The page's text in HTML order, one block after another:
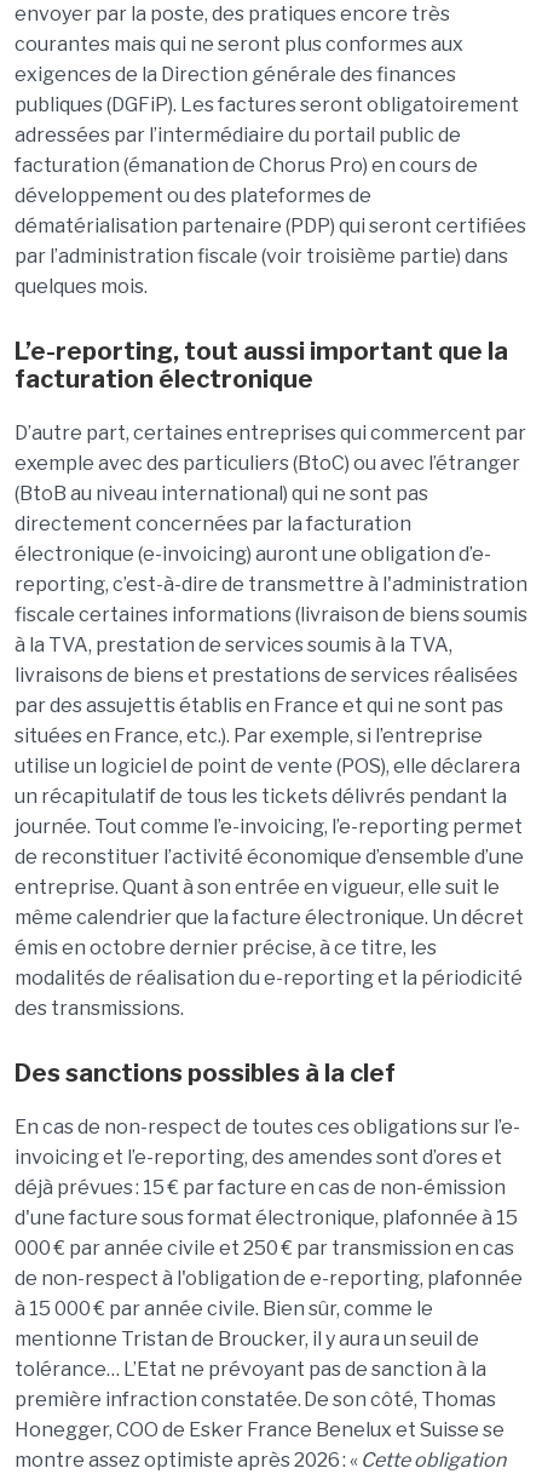
envoyer par la poste, des pratiques encore très
courantes mais qui ne seront plus conformes aux
exigences de la Direction générale des finances
publiques (DGFiP). Les factures seront obligatoirement
adressées par l’intermédiaire du portail public de
facturation (émanation de Chorus Pro) en cours de
développement ou des plateformesde
dématérialisation partenaire (PDP) qui seront certifiées
par l’administration fiscale (voir troisième partie) dans
quelques mois.
L’e-reporting, tout aussi important que la
facturation électronique
D’autre part, certaines entreprises qui commercent par
exemple avec des particuliers (BtoC) ou avec l’étranger
(BtoB au niveau international) qui ne sont pas
directement concernées par la facturation
électronique (e-invoicing) auront une obligation d’e-
reporting, c’est-à-dire de transmettre à l'administration
fiscale certaines informations(livraison de biens soumis
à la TVA, prestation de services soumis à la TVA,
livraisons de biens et prestations de services réalisées
par des assujettis établis en France et qui ne sont pas
situées en France, etc.). Par exemple, si l’entreprise
utilise un logiciel de point de vente (POS), elle déclarera
un récapitulatif de tous les tickets délivrés pendant la
journée. Tout comme l’e-invoicing, l’e-reportingpermet
de reconstituer l’activité économique d’ensemble d’une
entreprise. Quant à son entrée en vigueur, elle suit le
même calendrier que la facture électronique. Un décret
émis en octobre dernier précise, à ce titre, les
modalités de réalisation du e-reportinget la périodicité
des transmissions.
Des sanctions possibles à la clef
En cas de non-respect de toutes ces obligations sur l’e-
invoicinget l’e-reporting, des amendes sont d’ores et
déjà prévues: 15 € par facture en cas de non-émission
d'une facture sous format électronique, plafonnée à 15
000 € par année civile et 250 € par transmission en cas
de non-respect à l'obligation de e-reporting, plafonnée
à 15 000 € par année civile. Bien sûr, comme le
mentionne Tristan de Broucker, il y aura un seuil de
tolérance… L’Etat ne prévoyant pas de sanction à la
première infraction constatée. De son côté, Thomas
Honegger, COO de Esker France Benelux et Suisse se
montre assez optimiste après 2026 : « Cette obligation